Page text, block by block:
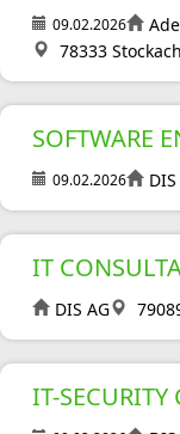
09.02.2026
78333 Stockach
SOFTWARE
09.02.2026
IT
DIS AG
IT-